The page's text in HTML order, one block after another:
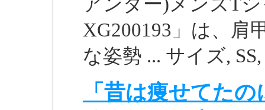
XG200193」は、肩
な姿勢 ... サイズ,
「昔は痩せてた